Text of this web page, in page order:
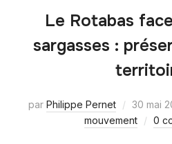
Le Rotabas
sargasses :
par Philippe Pernet 30 mai
mouvement
0